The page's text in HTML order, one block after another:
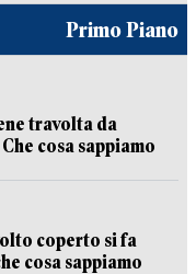
Primo Piano
travolta da
cosa sappiamo
coperto si fa
cosa sappiamo